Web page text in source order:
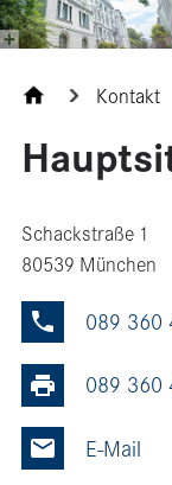
Kontakt
Schackstraße 1
80539 München
089 360
089 360